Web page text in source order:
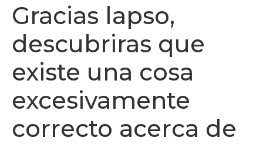
Gracias lapso,
descubriras que
existe una cosa
excesivamente
correcto acerca de